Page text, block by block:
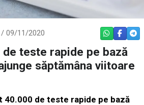
/ 09/11/2020 WHATSAPP
teste rapide pe bază
săptămâna viitoare
40.000 de teste rapide pe bază